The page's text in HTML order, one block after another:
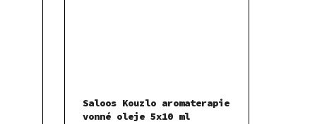
Saloos Kouzlo aromaterapie
vonné oleje 5x10 ml